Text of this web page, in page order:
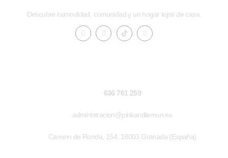
Descubre comodidad, comunidad y un hogar lejos de casa.
636 761 259
administracion@pinkandlemon.es
Camino de Ronda, 154, 18003 Granada (España)
Enlaces de interés